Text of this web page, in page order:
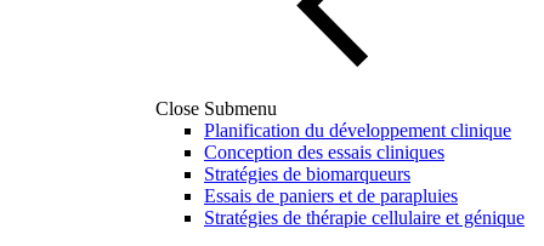
Close Submenu
Planification du développement clinique
Conception des essais cliniques
Stratégies de biomarqueurs
Essais de paniers et de parapluies
Stratégies de thérapie cellulaire et génique